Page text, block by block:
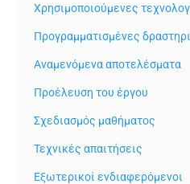
Χρησιμοποιούμενες
Προγραμματισμένες
Αναμενόμενα αποτελέσματα
Προέλευση του έργου
Σχεδιασμός μαθήματος
Τεχνικές απαιτήσεις
Εξωτερικοί ενδιαφερόμενοι